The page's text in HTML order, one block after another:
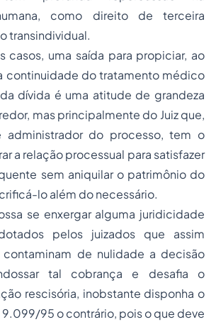
como direito de terceira
transindividual.
casos, uma saída para propiciar, ao
continuidade do tratamento médico
dívida é uma atitude de grandeza
mas principalmente do Juiz que,
administrador do processo, tem o
a relação processual para satisfazer
sem aniquilar o patrimônio do
lo além do necessário.
se enxergar alguma juridicidade
pelos juizados que assim
de nulidade a decisão
tal cobrança e desafia o
rescisória, inobstante disponha o
9.099/95 o contrário, pois o que deve